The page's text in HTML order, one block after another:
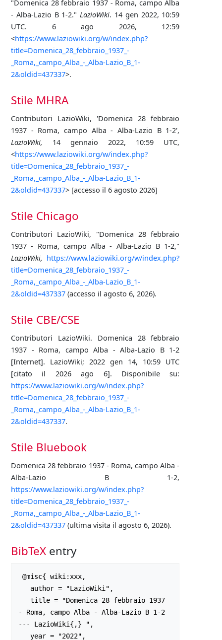
"Domenica 28 febbraio 1937 - Roma, campo Alba
- Alba-Lazio B 1-2."LazioWiki. 14 gen 2022, 10:59
UTC. 6 ago 2026, 12:59
<https://www.laziowiki.org/w/index.php?
title=Domenica_28_febbraio_1937_-
_Roma,_campo_Alba_-_Alba-Lazio_B_1-
2&oldid=437337>.
Stile MHRA
Contributori LazioWiki, 'Domenica 28 febbraio
1937 - Roma, campo Alba - Alba-Lazio B 1-2',
LazioWiki, 14 gennaio 2022, 10:59 UTC,
<https://www.laziowiki.org/w/index.php?
title=Domenica_28_febbraio_1937_-
_Roma,_campo_Alba_-_Alba-Lazio_B_1-
2&oldid=437337> [accesso il 6 agosto 2026]
Stile Chicago
Contributori LazioWiki, "Domenica 28 febbraio
1937 - Roma, campo Alba - Alba-Lazio B 1-2,"
LazioWiki, https://www.laziowiki.org/w/index.php?
title=Domenica_28_febbraio_1937_-
_Roma,_campo_Alba_-_Alba-Lazio_B_1-
2&oldid=437337 (accesso il agosto 6, 2026).
Stile CBE/CSE
Contributori LazioWiki. Domenica 28 febbraio
1937 - Roma, campo Alba - Alba-Lazio B 1-2
[Internet]. LazioWiki; 2022 gen 14, 10:59 UTC
[citato il 2026 ago 6]. Disponibile su:
https://www.laziowiki.org/w/index.php?
title=Domenica_28_febbraio_1937_-
_Roma,_campo_Alba_-_Alba-Lazio_B_1-
2&oldid=437337.
Stile Bluebook
Domenica 28 febbraio 1937 - Roma, campo Alba -
Alba-Lazio B 1-2,
https://www.laziowiki.org/w/index.php?
title=Domenica_28_febbraio_1937_-
_Roma,_campo_Alba_-_Alba-Lazio_B_1-
2&oldid=437337 (ultima visita il agosto 6, 2026).
BibTeX entry
- Roma, campo Alba - Alba-Lazio B 1-2
--- LazioWiki{,} ",